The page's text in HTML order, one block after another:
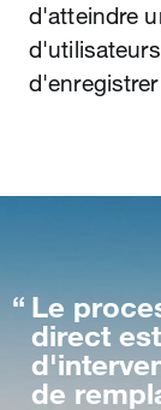
d'atteindre
Le
direct
de